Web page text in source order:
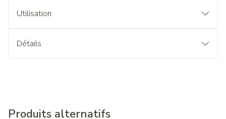
Utilisation
Détails
Produits alternatifs